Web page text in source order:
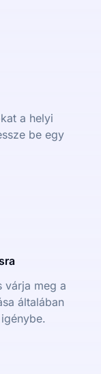
a helyi
be egy
várja meg a
általában